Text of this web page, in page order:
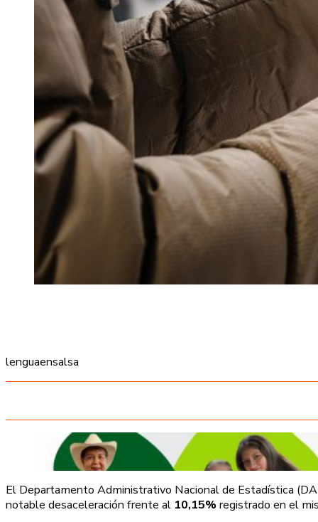
lenguaensalsa
El Departamento Administrativo Nacional de Estadística
notable desaceleración frente al 10,15% registrado en el